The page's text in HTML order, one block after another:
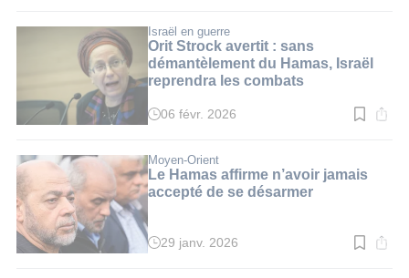
:
3
min.
Israël en guerre
Orit Strock avertit : sans
démantèlement du Hamas, Israël
reprendra les combats
Temps
:
4
min.
06 févr. 2026
Moyen-Orient
Le Hamas affirme n’avoir jamais
accepté de se désarmer
Temps
29 janv. 2026